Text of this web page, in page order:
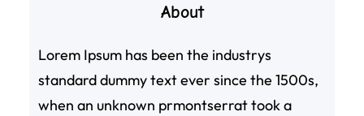
About
Lorem Ipsum has been the industrys
standard dummy text ever since the 1500s,
when an unknown prmontserrat took a